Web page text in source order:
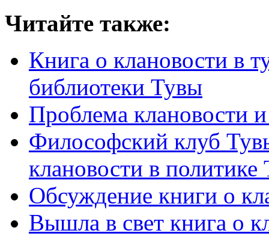
Читайте также:
Книга о клановости в
библиотеки Тувы
Проблема клановости
Философский клуб
клановости в политике
Обсуждение книги о
Вышла в свет книга о